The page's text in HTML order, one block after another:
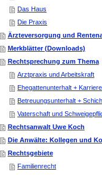
Das Haus
Die Praxis
Ärzteversorgung und
Merkblätter (Downloads)
Rechtsprechung zum Thema
Arztpraxis und Arbeitskraft
Ehegattenunterhalt +
Betreuungsunterhalt +
Vaterschaft und
Rechtsanwalt Uwe Koch
Die Anwälte: Kollegen und
Rechtsgebiete
Familienrecht